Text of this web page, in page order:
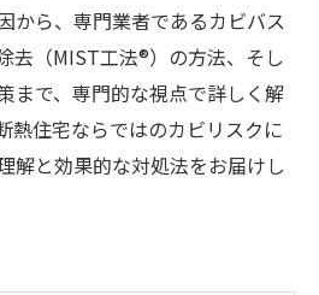
から、専門業者であるカビバス
去（MIST工法®）の方法、そし
まで、専門的な視点で詳しく解
熱住宅ならではのカビリスクに
解と効果的な対処法をお届けし